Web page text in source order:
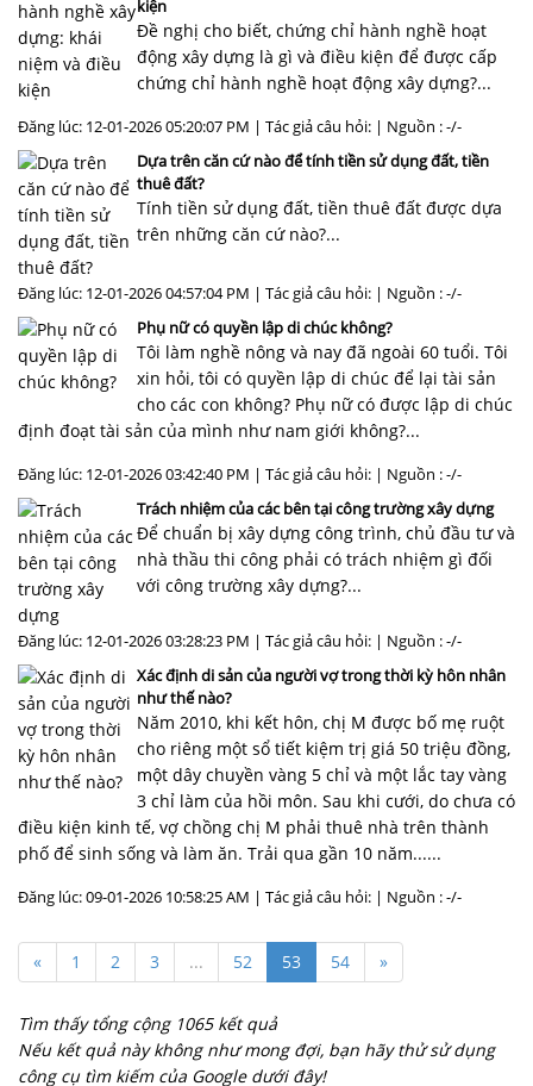
kiện
Đề nghị cho biết, chứng chỉ hành nghề hoạt
động xây dựng là gì và điều kiện để được cấp
chứng chỉ hành nghề hoạt động xây dựng?...
Đăng lúc: 12-01-2026 05:20:07 PM | Tác giả câu hỏi: | Nguồn : -/-
Dựa trên căn cứ nào để tính tiền sử dụng đất, tiền
thuê đất?
Tính tiền sử dụng đất, tiền thuê đất được dựa
trên những căn cứ nào?...
Đăng lúc: 12-01-2026 04:57:04 PM | Tác giả câu hỏi: | Nguồn : -/-
Phụ nữ có quyền lập di chúc không?
Tôi làm nghề nông và nay đã ngoài 60 tuổi. Tôi
xin hỏi, tôi có quyền lập di chúc để lại tài sản
cho các con không? Phụ nữ có được lập di chúc
định đoạt tài sản của mình như nam giới không?...
Đăng lúc: 12-01-2026 03:42:40 PM | Tác giả câu hỏi: | Nguồn : -/-
Trách nhiệm của các bên tại công trường xây dựng
Để chuẩn bị xây dựng công trình, chủ đầu tư và
nhà thầu thi công phải có trách nhiệm gì đối
với công trường xây dựng?...
Đăng lúc: 12-01-2026 03:28:23 PM | Tác giả câu hỏi: | Nguồn : -/-
Xác định di sản của người vợ trong thời kỳ hôn nhân
như thế nào?
Năm 2010, khi kết hôn, chị M được bố mẹ ruột
cho riêng một sổ tiết kiệm trị giá 50 triệu đồng,
một dây chuyền vàng 5 chỉ và một lắc tay vàng
3 chỉ làm của hồi môn. Sau khi cưới, do chưa có
điều kiện kinh tế, vợ chồng chị M phải thuê nhà trên thành
phố để sinh sống và làm ăn. Trải qua gần 10 năm......
Đăng lúc: 09-01-2026 10:58:25 AM | Tác giả câu hỏi: | Nguồn : -/-
« 1 2 3 ... 52 53 54 »
Tìm thấy tổng cộng 1065 kết quả
Nếu kết quả này không như mong đợi, bạn hãy thử sử dụng
công cụ tìm kiếm của Google dưới đây!